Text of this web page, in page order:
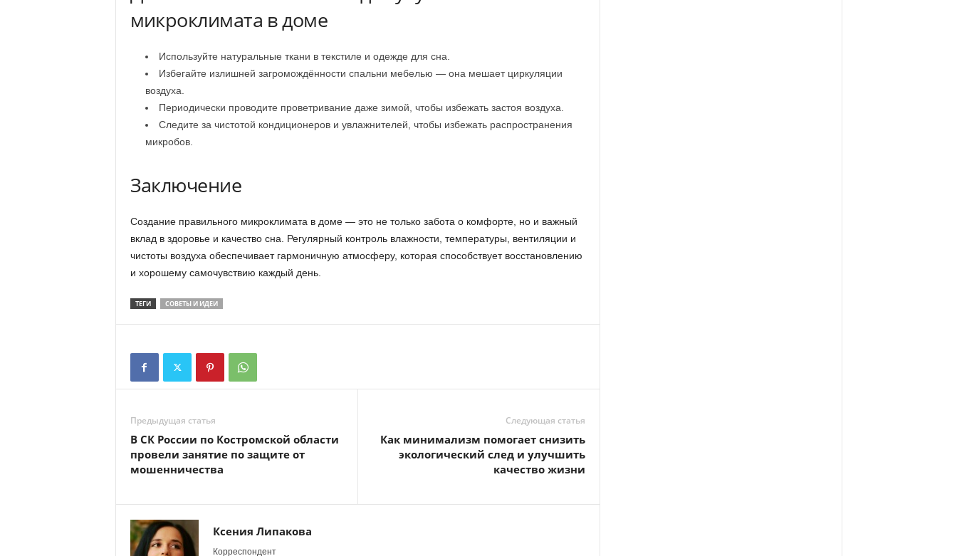
микроклимата в доме
Используйте натуральные ткани в текстиле и одежде для сна.
Избегайте излишней загромождённости спальни мебелью — она мешает циркуляции
воздуха.
Периодически проводите проветривание даже зимой, чтобы избежать застоя воздуха.
Следите за чистотой кондиционеров и увлажнителей, чтобы избежать распространения
микробов.
Заключение
Создание правильного микроклимата в доме — это не только забота о комфорте, но и важный
вклад в здоровье и качество сна. Регулярный контроль влажности, температуры, вентиляции и
чистоты воздуха обеспечивает гармоничную атмосферу, которая способствует восстановлению
и хорошему самочувствию каждый день.
ТЕГИ СОВЕТЫ И ИДЕИ
Предыдущая статья
В СК России по Костромской области
провели занятие по защите от
мошенничества
Следующая статья
Как минимализм помогает снизить
экологический след и улучшить
качество жизни
Ксения Липакова
Корреспондент